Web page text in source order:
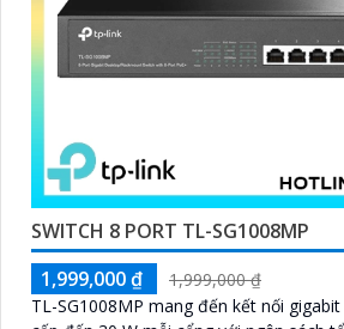
SWITCH 8 PORT TL-SG1008MP
1,999,000 ₫
1,999,000 ₫
TL-SG1008MP mang đến kết nối